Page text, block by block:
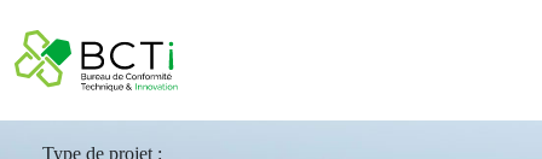
Type de projet :